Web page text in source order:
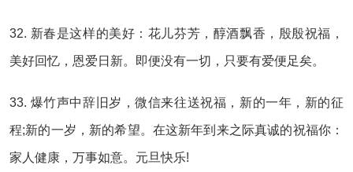
32. 新春是这样的美好：花儿芬芳，醇酒飘香，殷殷祝福，
美好回忆，恩爱日新。即便没有一切，只要有爱便足矣。
33. 爆竹声中辞旧岁，微信来往送祝福，新的一年，新的征
程;新的一岁，新的希望。在这新年到来之际真诚的祝福你：
家人健康，万事如意。元旦快乐!